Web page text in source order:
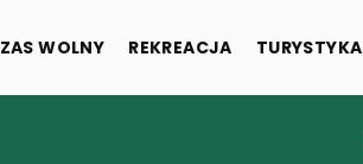
WOLNY REKREACJA TURYSTYKA
zabiegiem